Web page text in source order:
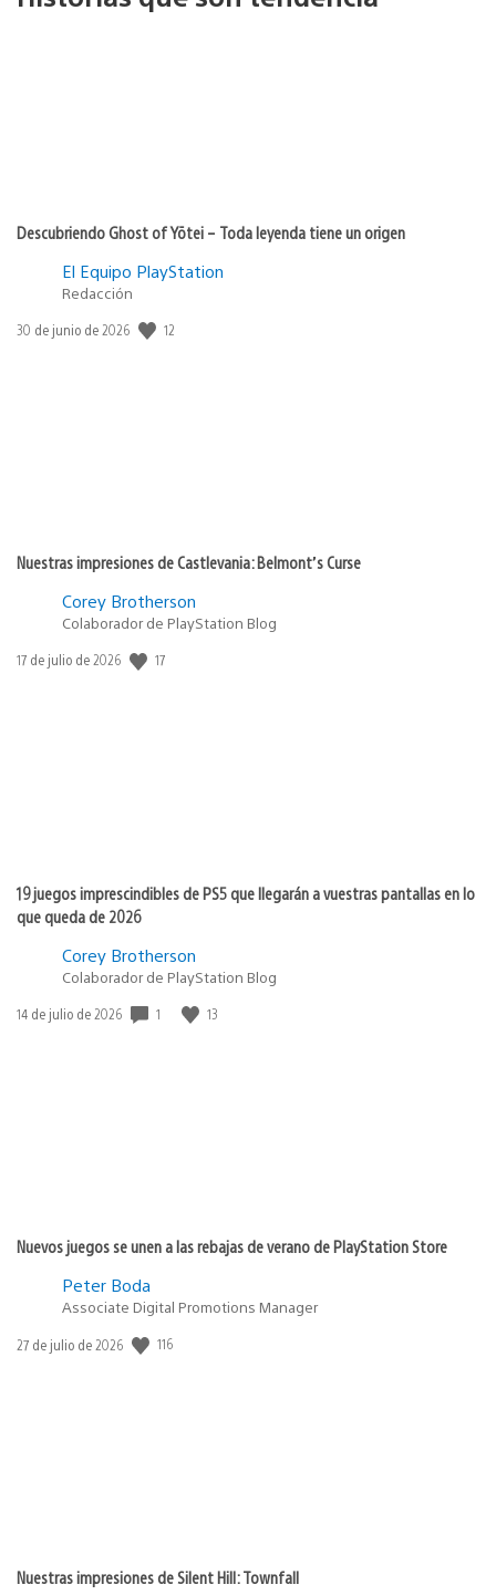
Descubriendo Ghost of Yōtei – Toda leyenda tiene un origen
El Equipo PlayStation
Redacción
Fecha
30 de junio de 2026 12
Nuestras impresiones de Castlevania: Belmont’s Curse
Corey Brotherson
Colaborador de PlayStation Blog
Fecha
17 de julio de 2026 17
19 juegos imprescindibles de PS5 que llegarán a vuestras pantallas en lo
que queda de 2026
Corey Brotherson
Colaborador de PlayStation Blog
Fecha
14 de julio de 2026 1 13
Nuevos juegos se unen a las rebajas de verano de PlayStation Store
Peter Boda
Associate Digital Promotions Manager
Fecha
27 de julio de 2026 116
Nuestras impresiones de Silent Hill: Townfall